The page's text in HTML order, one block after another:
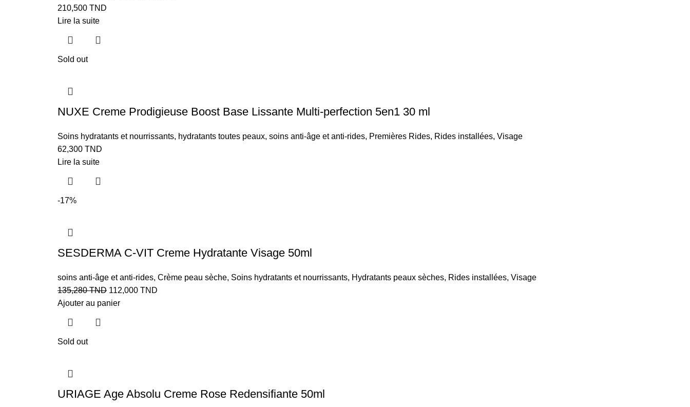
210,500 TND
Lire la suite
Sold out
NUXE Creme Prodigieuse Boost Base Lissante Multi-perfection 5en1 30 ml
Soins hydratants et nourrissants, hydratants toutes peaux, soins anti-âge et anti-rides, Premières Rides, Rides installées, Visage
62,300 TND
Lire la suite
-17%
SESDERMA C-VIT Creme Hydratante Visage 50ml
soins anti-âge et anti-rides, Crème peau sèche, Soins hydratants et nourrissants, Hydratants peaux sèches, Rides installées, Visage
135,280TND 112,000 TND
Ajouter au panier
Sold out
URIAGE Age Absolu Creme Rose Redensifiante 50ml